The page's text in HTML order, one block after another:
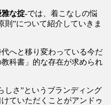
な掟-では、着こなしの悩
則”について紹介していきま
へと移り変わっている今だ
科書」的な存在が求められ
しさ”というブランディング
ていただくことがアンドゥ